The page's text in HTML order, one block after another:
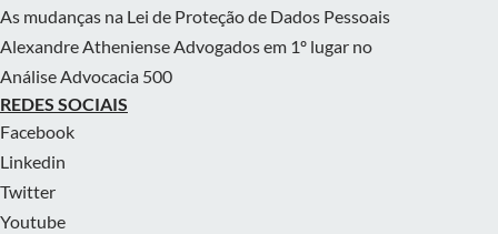
As mudanças na Lei de Proteção de Dados Pessoais
Alexandre Atheniense Advogados em 1º lugar no
Análise Advocacia 500
REDES SOCIAIS
Facebook
Linkedin
Twitter
Youtube